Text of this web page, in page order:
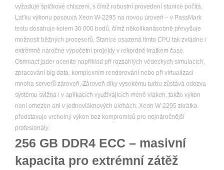
vyžaduje špičkové chlazení, s čímž robustní provedení stanice počítá.
Laťku výkonu posouvá Xeon W-2295 na novou úroveň – v PassMark
testu dosahuje kolem 30 000 bodů, čímž několikanásobně převyšuje
možnosti běžných procesorů. Stanice osazená tímto CPU tak zvládne i
extrémně náročné výpočetní projekty v rekordně krátkém čase.
Osmnáct jader oceníte například při rozsáhlých vědeckých simulacích,
zpracování big data, komplexním renderování nebo při virtualizaci
mnoha serverů zároveň. Zároveň díky vysokému turbu zůstává odezva
systému svižná i v aplikacích využívajících méně vláken, takže výkon
není omezen ani v jednovláknových úlohách. Xeon W-2295 zkrátka
představuje vrcholný výkon bez kompromisů pro nejnáročnější
profesionály.
256 GB DDR4 ECC – masivní
kapacita pro extrémní zátěž